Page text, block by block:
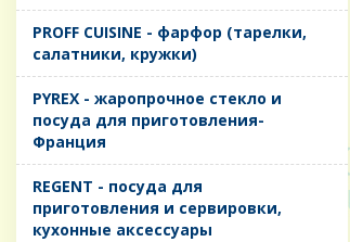
PROFF CUISINE - фарфор (тарелки,
салатники, кружки)
PYREX - жаропрочное стекло и
посуда для приготовления-
Франция
REGENT - посуда для
приготовления и сервировки,
кухонные аксессуары